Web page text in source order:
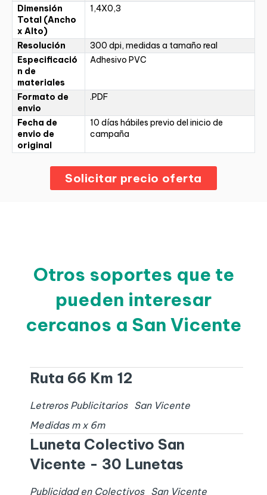
Dimensión
Total (Ancho
x Alto)
1,4X0,3
Resolución
300 dpi, medidas a tamaño real
Especificació
n de
materiales
Adhesivo PVC
Formato de
envio
.PDF
Fecha de
envio de
original
10 días hábiles previo del inicio de
campaña
Solicitar precio oferta
Otros soportes que te
pueden interesar
cercanos a San Vicente
Ruta 66 Km 12
Letreros Publicitarios
San Vicente
Medidas m x 6m
Luneta Colectivo San
Vicente - 30 Lunetas
Publicidad en Colectivos San Vicente